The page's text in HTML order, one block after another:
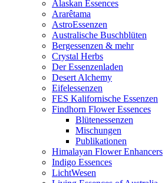
Alaskan Essences
Ararêtama
AstroEssenzen
Australische Buschblüten
Bergessenzen & mehr
Crystal Herbs
Der Essenzenladen
Desert Alchemy
Eifelessenzen
FES Kalifornische Essenzen
Findhorn Flower Essences
Blütenessenzen
Mischungen
Publikationen
Himalayan Flower Enhancers
Indigo Essences
LichtWesen